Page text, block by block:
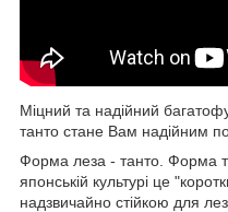
Міцний та надійний
танто стане Вам надійним
Форма леза - танто. Форма
японській культурі це
надзвичайно стійкою для